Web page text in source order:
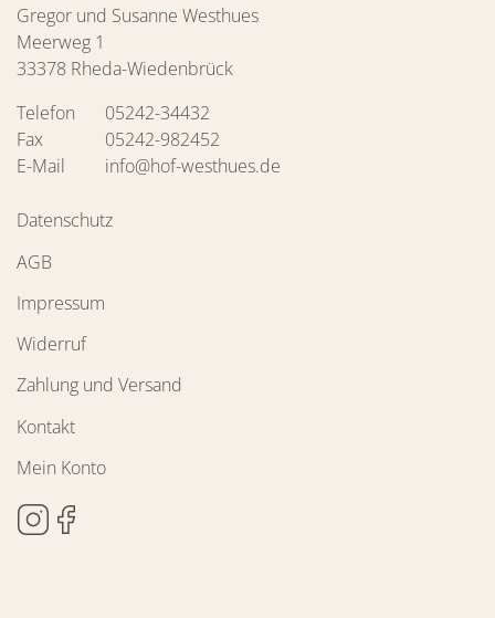
Gregor und Susanne Westhues
Meerweg 1
33378 Rheda-Wiedenbrück
Telefon
05242-34432
Fax
05242-982452
E-Mail
info@hof-westhues.de
Datenschutz
AGB
Impressum
Widerruf
Zahlung und Versand
Kontakt
Mein Konto